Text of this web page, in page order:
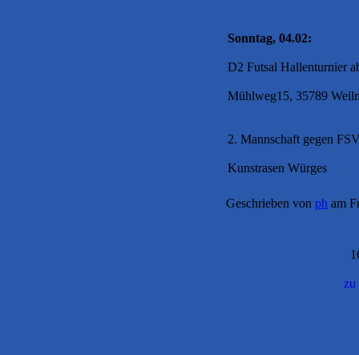
Sonntag, 04.02:
D2 Futsal Hallenturnier
Mühlweg15, 35789
2. Mannschaft gegen
Kunstrasen Würges
Geschrieben von ph am